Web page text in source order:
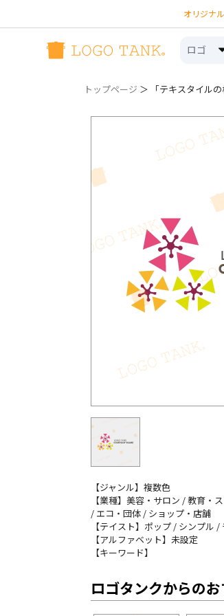
オリジナ
ロゴ
トップページ ＞ 「テキスタイルの
【ジャンル】複数色
【業種】美容・サロン / 教育・
/ エコ・団体 / ショップ・店舗
【テイスト】ポップ / シンプル
【アルファベット】未設定
【キーワード】
ロゴタンクからの